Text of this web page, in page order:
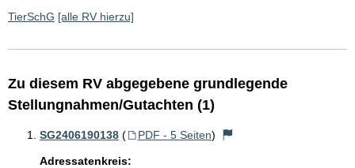
TierSchG [alle RV hierzu]
Zu diesem RV abgegebene grundlegende
Stellungnahmen/Gutachten (1)
SG2406190138 ( PDF - 5 Seiten)
Adressatenkreis: